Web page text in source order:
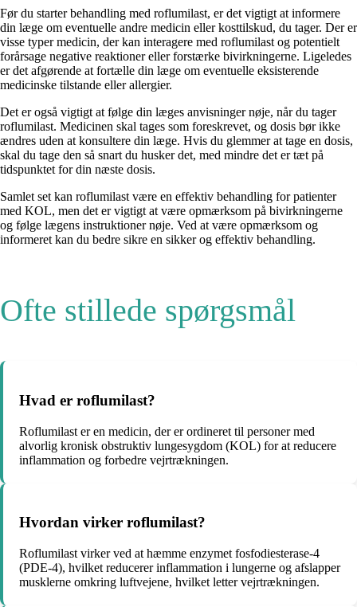
Før du starter behandling med roflumilast, er det vigtigt at informere
din læge om eventuelle andre medicin eller kosttilskud, du tager. Der er
visse typer medicin, der kan interagere med roflumilast og potentielt
forårsage negative reaktioner eller forstærke bivirkningerne. Ligeledes
er det afgørende at fortælle din læge om eventuelle eksisterende
medicinske tilstande eller allergier.
Det er også vigtigt at følge din læges anvisninger nøje, når du tager
roflumilast. Medicinen skal tages som foreskrevet, og dosis bør ikke
ændres uden at konsultere din læge. Hvis du glemmer at tage en dosis,
skal du tage den så snart du husker det, med mindre det er tæt på
tidspunktet for din næste dosis.
Samlet set kan roflumilast være en effektiv behandling for patienter
med KOL, men det er vigtigt at være opmærksom på bivirkningerne
og følge lægens instruktioner nøje. Ved at være opmærksom og
informeret kan du bedre sikre en sikker og effektiv behandling.
Ofte stillede spørgsmål
Hvad er roflumilast?
Roflumilast er en medicin, der er ordineret til personer med
alvorlig kronisk obstruktiv lungesygdom (KOL) for at reducere
inflammation og forbedre vejrtrækningen.
Hvordan virker roflumilast?
Roflumilast virker ved at hæmme enzymet fosfodiesterase-4
(PDE-4), hvilket reducerer inflammation i lungerne og afslapper
musklerne omkring luftvejene, hvilket letter vejrtrækningen.